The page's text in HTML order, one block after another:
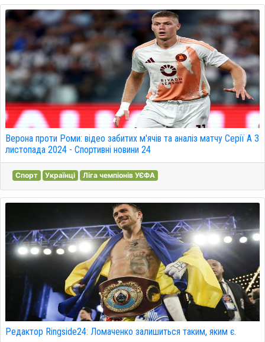
Верона проти Роми: відео забитих м'ячів та аналіз матчу Серії А 3
листопада 2024 - Спортивні новини 24
Спорт Українці Ліга чемпіонів УЄФА
Редактор Ringside24: Ломаченко залишиться таким, яким є.